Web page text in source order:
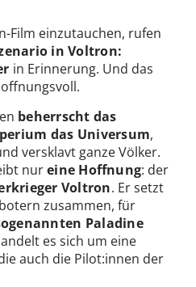
Film einzutauchen, rufen
in Voltron:
in Erinnerung. Und das
beherrscht das
das Universum,
versklavt ganze Völker.
nureine Hoffnung: der
Voltron. Er setzt
zusammen, für
Paladine
es sich um eine
auch die Pilot:innen der